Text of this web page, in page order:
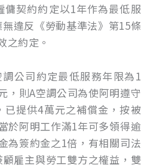
傭契約約定以1年作為最低服
違反《勞動基準法》第15條
之約定。
公司約定最低服務年限為1
，則A空調公司為使阿明遵守
已提供4萬元之補償金，按被
於阿明工作滿1年可多領得逾
為簽約金之1倍，有相關司法
雇主與勞工雙方之權益，雙